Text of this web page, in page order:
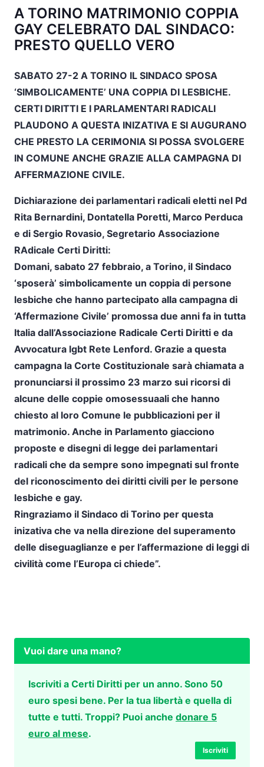
A TORINO MATRIMONIO COPPIA
GAY CELEBRATO DAL SINDACO:
PRESTO QUELLO VERO
SABATO 27-2 A TORINO IL SINDACO SPOSA
‘SIMBOLICAMENTE’ UNA COPPIA DI LESBICHE.
CERTI DIRITTI E I PARLAMENTARI RADICALI
PLAUDONO A QUESTA INIZATIVA E SI AUGURANO
CHE PRESTO LA CERIMONIA SI POSSA SVOLGERE
IN COMUNE ANCHE GRAZIE ALLA CAMPAGNA DI
AFFERMAZIONE CIVILE.
Dichiarazione dei parlamentari radicali eletti nel Pd
Rita Bernardini, Dontatella Poretti, Marco Perduca
e di Sergio Rovasio, Segretario Associazione
RAdicale Certi Diritti:
Domani, sabato 27 febbraio, a Torino, il Sindaco
‘sposerà’ simbolicamente un coppia di persone
lesbiche che hanno partecipato alla campagna di
‘Affermazione Civile’ promossa due anni fa in tutta
Italia dall’Associazione Radicale Certi Diritti e da
Avvocatura lgbt Rete Lenford. Grazie a questa
campagna la Corte Costituzionale sarà chiamata a
pronunciarsi il prossimo 23 marzo sui ricorsi di
alcune delle coppie omosessuaali che hanno
chiesto al loro Comune le pubblicazioni per il
matrimonio. Anche in Parlamento giacciono
proposte e disegni di legge dei parlamentari
radicali che da sempre sono impegnati sul fronte
del riconoscimento dei diritti civili per le persone
lesbiche e gay.
Ringraziamo il Sindaco di Torino per questa
inizativa che va nella direzione del superamento
delle diseguaglianze e per l’affermazione di leggi di
civilità come l’Europa ci chiede”.
Vuoi dare una mano?
Iscriviti a Certi Diritti per un anno. Sono 50
euro spesi bene. Per la tua libertà e quella di
tutte e tutti. Troppi? Puoi anche donare 5
euro al mese.
Iscriviti